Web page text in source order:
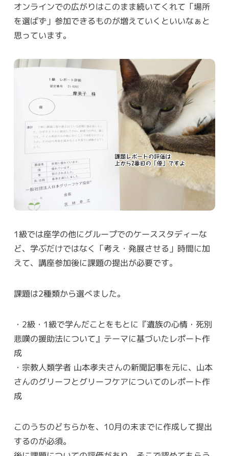
オンラインでの広がりはこのまま続いてくれて「場所
を選ばず」参加できるものが増えていくといいなぁと
思っています。
1級では座学の他にグループでのケーススタディーな
ど、学ぶだけではなく「考え・発展させる」時間に加
えて、講座参加後に課題の提出が必要です。
課題は2種類から選べました。
・2級・1級で学んだことをもとに『遺族の心情・死別
悲嘆の援助法について』テーマに基づいたレポート作
成
・宗教人類学者 山本孝夫さんの新聞記事を元に、山本
さんのグリーフとグリーフケアについてのレポート作
成
このうちのどちらかを、10月の末までに作成して提出
するのが必須。